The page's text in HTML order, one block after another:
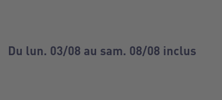
Du lun. 03/08 au sam. 08/08 inclus